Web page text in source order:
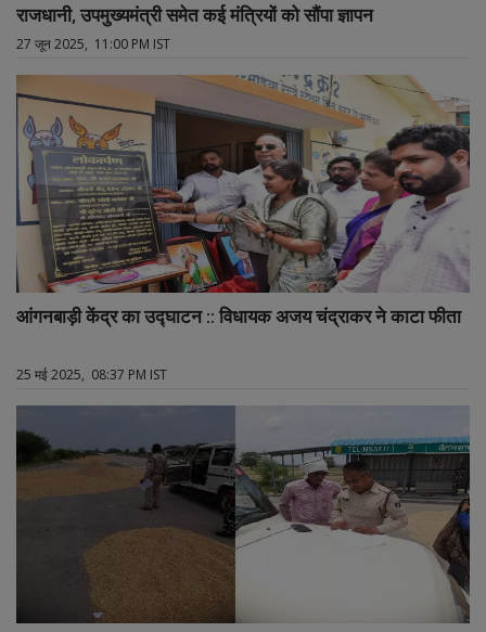
राजधानी, उपमुख्यमंत्री समेत कई मंत्रियों को सौंपा ज्ञापन
27 जून 2025, 11:00 PM IST
आंगनबाड़ी केंद्र का उद्घाटन :: विधायक अजय चंद्राकर ने काटा फीता
25 मई 2025, 08:37 PM IST